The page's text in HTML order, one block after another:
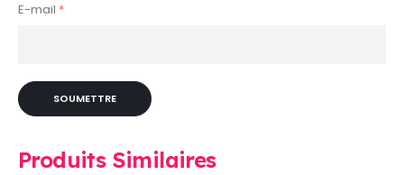
E-mail *
Produits Similaires